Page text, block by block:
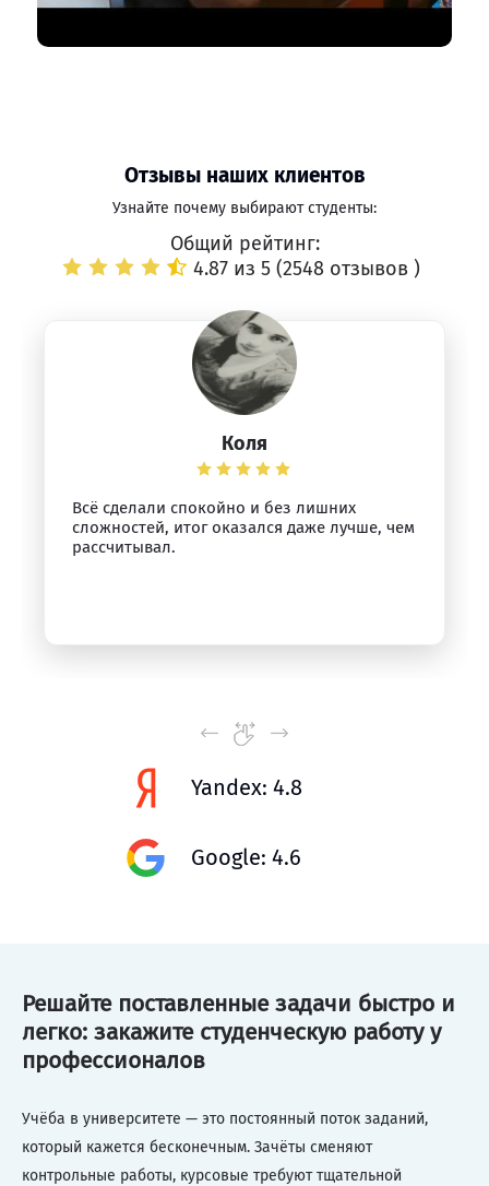
Отзывы наших клиентов
Узнайте почему выбирают студенты:
Общий рейтинг:
4.87 из 5 (2548 отзывов )
Коля
Всё сделали спокойно и без лишних
сложностей, итог оказался даже лучше, чем
рассчитывал.
Yandex: 4.8
Google: 4.6
Решайте поставленные задачи быстро и
легко: закажите студенческую работу у
профессионалов
Учёба в университете — это постоянный поток заданий,
который кажется бесконечным. Зачёты сменяют
контрольные работы, курсовые требуют тщательной